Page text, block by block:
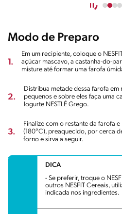
Modo de Preparo
1.
Em um recipiente, coloque o
açúcar mascavo, a castanha-do-
misture até formar uma farofa
2.
Distribua metade dessa farofa
pequenos e sobre eles faça uma
Iogurte NESTLÉ Grego.
3.
Finalize com o restante da farofa
(180°C), preaquecido, por cerca
forno e sirva a seguir.
DICA
- Se preferir, troque o
outros NESFIT Cereais,
indicada nos ingredientes.